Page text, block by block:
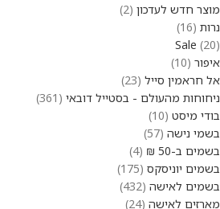
מוצר חדש לעדכון 2
נרות 16
Sale 20
איפור 10
אל חראמין סייל 23
ניחוחות מהעולם - בסטייל דובאי
361
בודי מיסט 10
בשמי נישה 57
בשמים ב-50 ₪
4
בשמים יוניסקס 175
בשמים לאישה 432
מארזים לאישה 24